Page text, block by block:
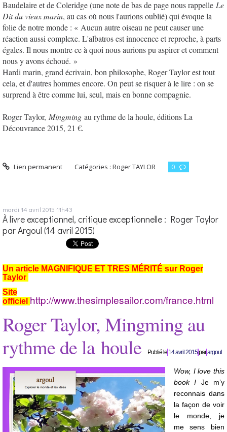
Baudelaire et de Coleridge (une note de bas de page nous rappelle Le
Dit du vieux marin, au cas où nous l'aurions oublié) qui évoque la
folie de notre monde : « Aucun autre oiseau ne peut causer une
réaction aussi complexe. L'albatros est innocence et reproche, à parts
égales. Il nous montre ce à quoi nous aurions pu aspirer et comment
nous y avons échoué. »
Hardi marin, grand écrivain, bon philosophe, Roger Taylor est tout
cela, et d'autres hommes encore. On peut se risquer à le lire : on se
surprend à être comme lui, seul, mais en bonne compagnie.
Roger Taylor, Mingming au rythme de la houle, éditions La
Découvrance 2015, 21 €.
Lien permanent Catégories :Roger TAYLOR 0
mardi 14 avril 2015 11h43
À livre exceptionnel, critique exceptionnelle : Roger Taylor
par Argoul (14 avril 2015)
Un article MAGNIFIQUE ET TRES MÉRITÉ sur Roger
Taylor
Site
officiel http://www.thesimplesailor.com/france.html
Roger Taylor, Mingming au
rythme de la houle
Publié le 14 avril 2015parargoul
Wow, I love this
book ! Je m’y
reconnais dans
la façon de voir
le monde, je
me sens bien